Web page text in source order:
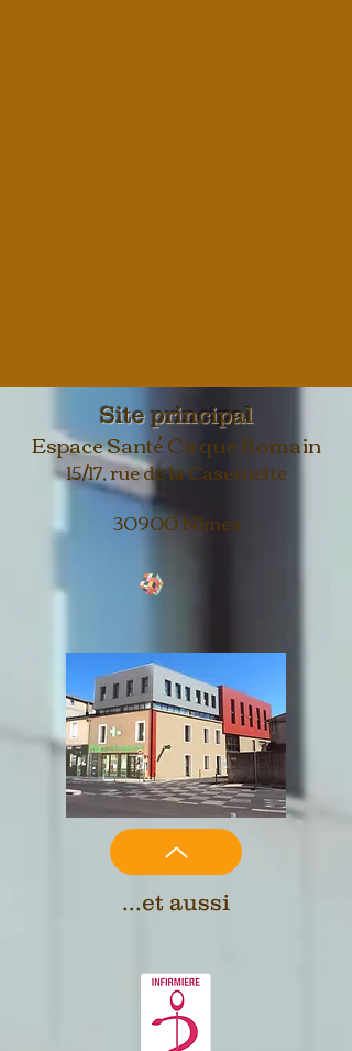
Site principal
Espace Santé Cirque Romain
15/17, rue de la Casernette
30900 Nîmes
...et aussi